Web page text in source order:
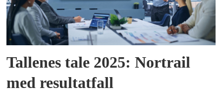
Tallenes tale 2025: Nortrail
med resultatfall